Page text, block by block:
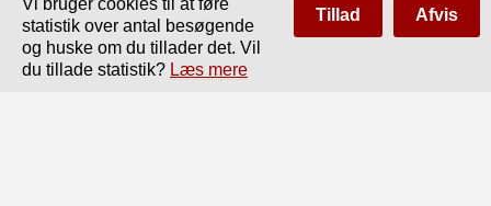
Vi bruger cookies til at føre
statistik over antal besøgende
og huske om du tillader det. Vil
du tillade statistik? Læs mere
Tillad Afvis